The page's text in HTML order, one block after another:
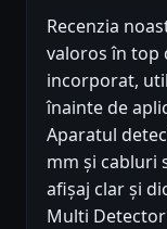
Recenzia
valoros în
incorporat,
înainte de
Aparatul
mm și cabluri
afișaj clar și
Multi Detector